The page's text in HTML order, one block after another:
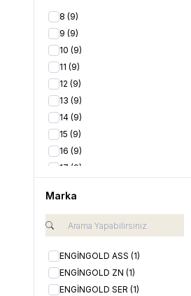
8 (9)
9 (9)
10 (9)
11 (9)
12 (9)
13 (9)
14 (9)
15 (9)
16 (9)
17 (9)
19(9)
21(9)
22(9)
23(9)
24(9)
Marka
ENGİNGOLD ASS (1)
ENGİNGOLD ZN (1)
ENGİNGOLD SER (1)